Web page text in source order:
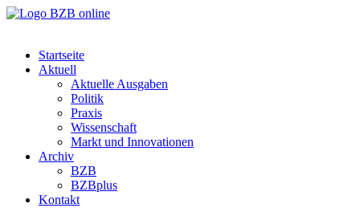
Startseite
Aktuell
Aktuelle Ausgaben
Politik
Praxis
Wissenschaft
Markt und Innovationen
Archiv
BZB
BZBplus
Kontakt